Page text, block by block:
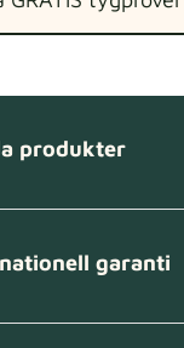
produkter
garanti